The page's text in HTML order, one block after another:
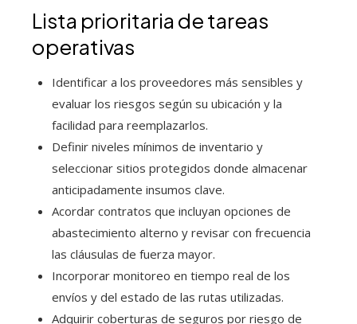
Lista prioritaria de tareas
operativas
Identificar a los proveedores más sensibles y
evaluar los riesgos según su ubicación y la
facilidad para reemplazarlos.
Definir niveles mínimos de inventario y
seleccionar sitios protegidos donde almacenar
anticipadamente insumos clave.
Acordar contratos que incluyan opciones de
abastecimiento alterno y revisar con frecuencia
las cláusulas de fuerza mayor.
Incorporar monitoreo en tiempo real de los
envíos y del estado de las rutas utilizadas.
Adquirir coberturas de seguros por riesgo de